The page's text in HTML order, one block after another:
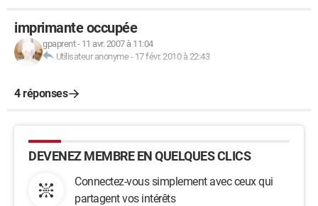
imprimante occupée
gpaprent- 11 avr. 2007 à 11:04
Utilisateur anonyme- 17 févr. 2010 à 22:43
4 réponses
DEVENEZ MEMBRE EN QUELQUES CLICS
Connectez-vous simplement avec ceux qui
partagent vos intérêts